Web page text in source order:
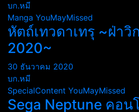
บก.หมี
Manga YouMayMissed
หัตถ์เทวดาเทรุ ~ฝ่าวิ
2020~
30 ธันวาคม 2020
บก.หมี
SpecialContent YouMayMissed
Sega Neptune คอน